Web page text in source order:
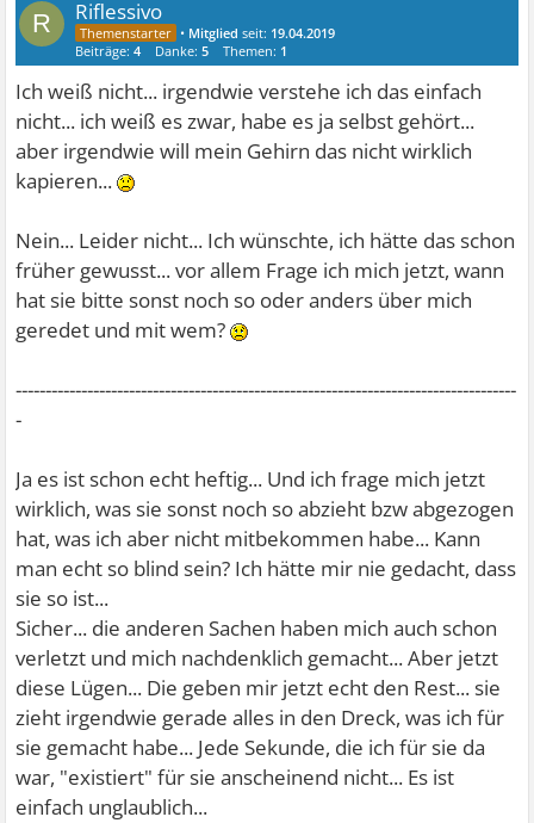
R Riflessivo
• Mitglied seit: 19.04.2019
Beiträge:4 Danke:5 Themen: 1
Ich weiß nicht... irgendwie verstehe ich das einfach
nicht... ich weiß es zwar, habe es ja selbst gehört...
aber irgendwie will mein Gehirn das nicht wirklich
kapieren...
Nein... Leider nicht... Ich wünschte, ich hätte das schon
früher gewusst... vor allem Frage ich mich jetzt, wann
hat sie bitte sonst noch so oder anders über mich
geredet und mit wem?
------------------------------------------------------------------------------------
-
Ja es ist schon echt heftig... Und ich frage mich jetzt
wirklich, was sie sonst noch so abzieht bzw abgezogen
hat, was ich aber nicht mitbekommen habe... Kann
man echt so blind sein? Ich hätte mir nie gedacht, dass
sie so ist...
Sicher... die anderen Sachen haben mich auch schon
verletzt und mich nachdenklich gemacht... Aber jetzt
diese Lügen... Die geben mir jetzt echt den Rest... sie
zieht irgendwie gerade alles in den Dreck, was ich für
sie gemacht habe... Jede Sekunde, die ich für sie da
war, "existiert" für sie anscheinend nicht... Es ist
einfach unglaublich...